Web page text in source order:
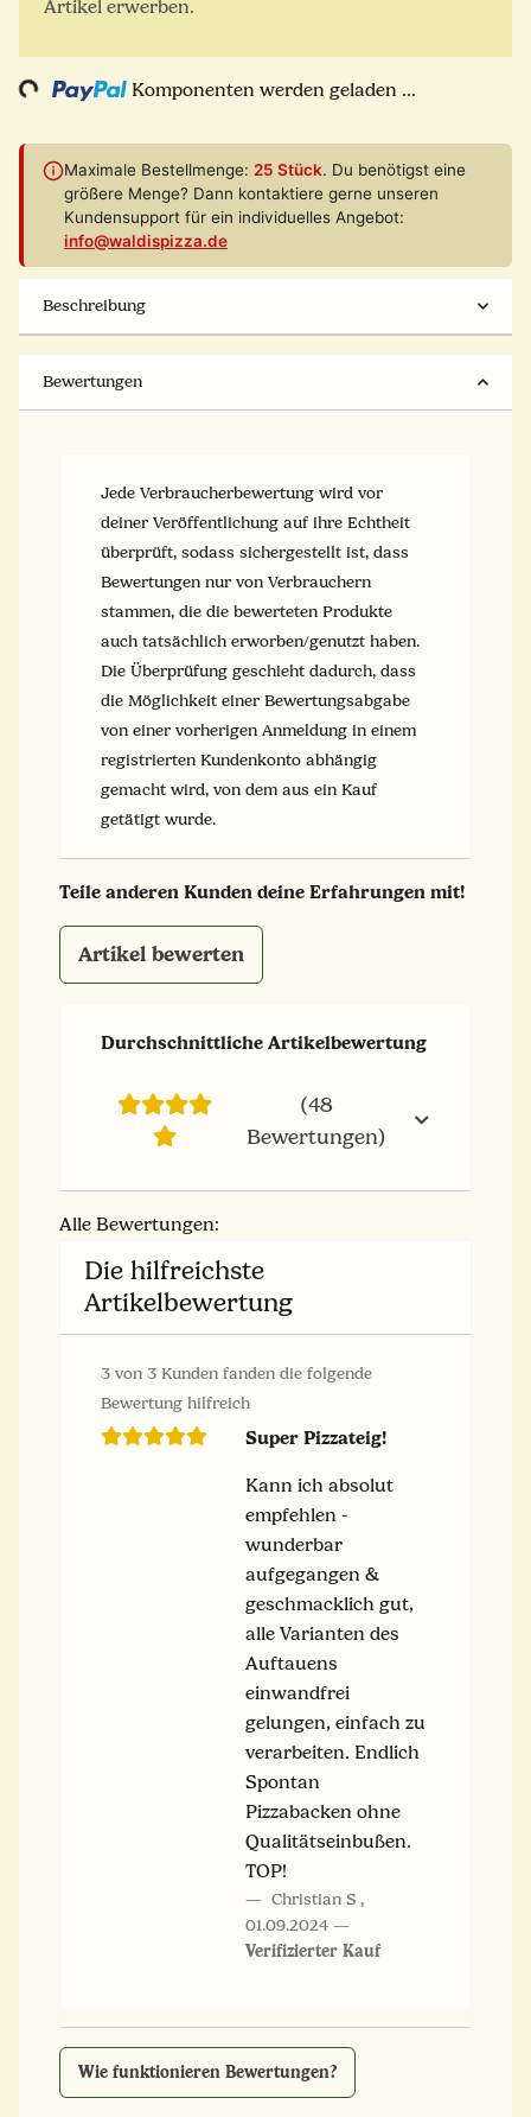
Artikel erwerben.
Komponenten werden geladen ...
Maximale Bestellmenge: 25 Stück. Du benötigst eine
größere Menge? Dann kontaktiere gerne unseren
Kundensupport für ein individuelles Angebot:
info@waldispizza.de
Beschreibung
Bewertungen
Jede Verbraucherbewertung wird vor
deiner Veröffentlichung auf ihre Echtheit
überprüft, sodass sichergestellt ist, dass
Bewertungen nur von Verbrauchern
stammen, die die bewerteten Produkte
auch tatsächlich erworben/genutzt haben.
Die Überprüfung geschieht dadurch, dass
die Möglichkeit einer Bewertungsabgabe
von einer vorherigen Anmeldung in einem
registrierten Kundenkonto abhängig
gemacht wird, von dem aus ein Kauf
getätigt wurde.
Durchschnittliche Artikelbewertung
(48
Bewertungen)
Teile anderen Kunden deine Erfahrungen mit!
Artikel bewerten
Alle Bewertungen:
Die hilfreichste
Artikelbewertung
3 von 3 Kunden fanden die folgende
Bewertung hilfreich
Super Pizzateig!
Kann ich absolut
empfehlen -
wunderbar
aufgegangen &
geschmacklich gut,
alle Varianten des
Auftauens
einwandfrei
gelungen, einfach zu
verarbeiten. Endlich
Spontan
Pizzabacken ohne
Qualitätseinbußen.
TOP!
Christian S ,
01.09.2024
Verifizierter Kauf
Wie funktionieren Bewertungen?